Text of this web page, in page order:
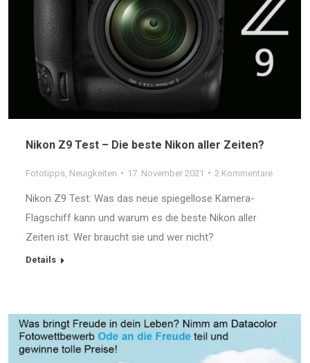
Nikon Z9 Test – Die beste Nikon aller Zeiten?
Fototipps Neuigkeiten 17. November 2021 2 Kommentare
Nikon Z9 Test: Was das neue spiegellose Kamera-
Flagschiff kann und warum es die beste Nikon aller
Zeiten ist. Wer braucht sie und wer nicht?
Details